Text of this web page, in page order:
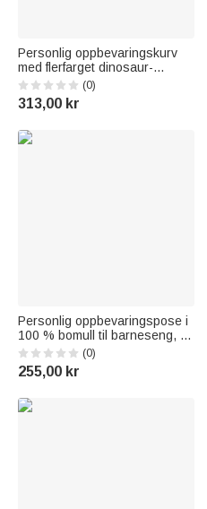
Personlig oppbevaringskurv
med flerfarget dinosaur-
mønster og navn – til daglig
bruk, barneromsdekorasjon og
bursdagsgave til barn som
(0)
313,00 kr
Personlig oppbevaringspose i
100 % bomull til barneseng, til
å henge opp,
oppbevaringslomme til
baksetet i bilen,
shower- og bursdagsgave til
(0)
255,00 kr